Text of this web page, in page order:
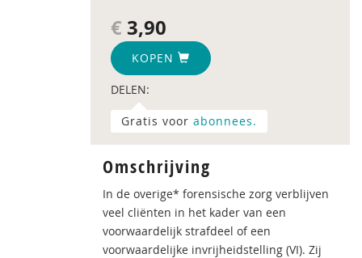
€ 3,90
KOPEN
DELEN:
Gratis voor abonnees.
Omschrijving
In de overige* forensische zorg verblijven
veel cliënten in het kader van een
voorwaardelijk strafdeel of een
voorwaardelijke invrijheidstelling (VI). Zij